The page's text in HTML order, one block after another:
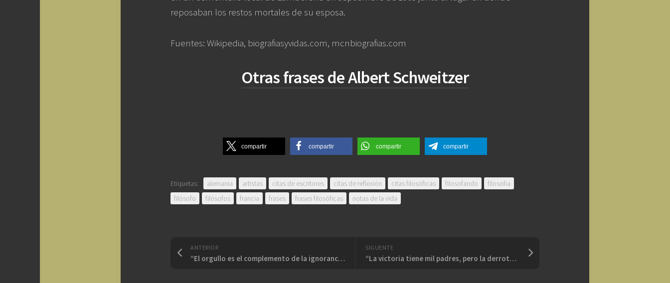
reposaban los restos mortales de su esposa.
Fuentes: Wikipedia, biografiasyvidas.com, mcnbiografias.com
Otras frases de Albert Schweitzer
compartir compartir compartir compartir
Etiquetas: alemania artistas citas de escritores citas de reflexión citas filosóficas filosofando
filosofia
filósofo
filósofos francia frases frases filosóficas notas de la vida
SIGUENTE
“La victoria tiene mil padres, pero la derrota es huérfana”
ANTERIOR
“El orgullo es el complemento de la ignorancia”